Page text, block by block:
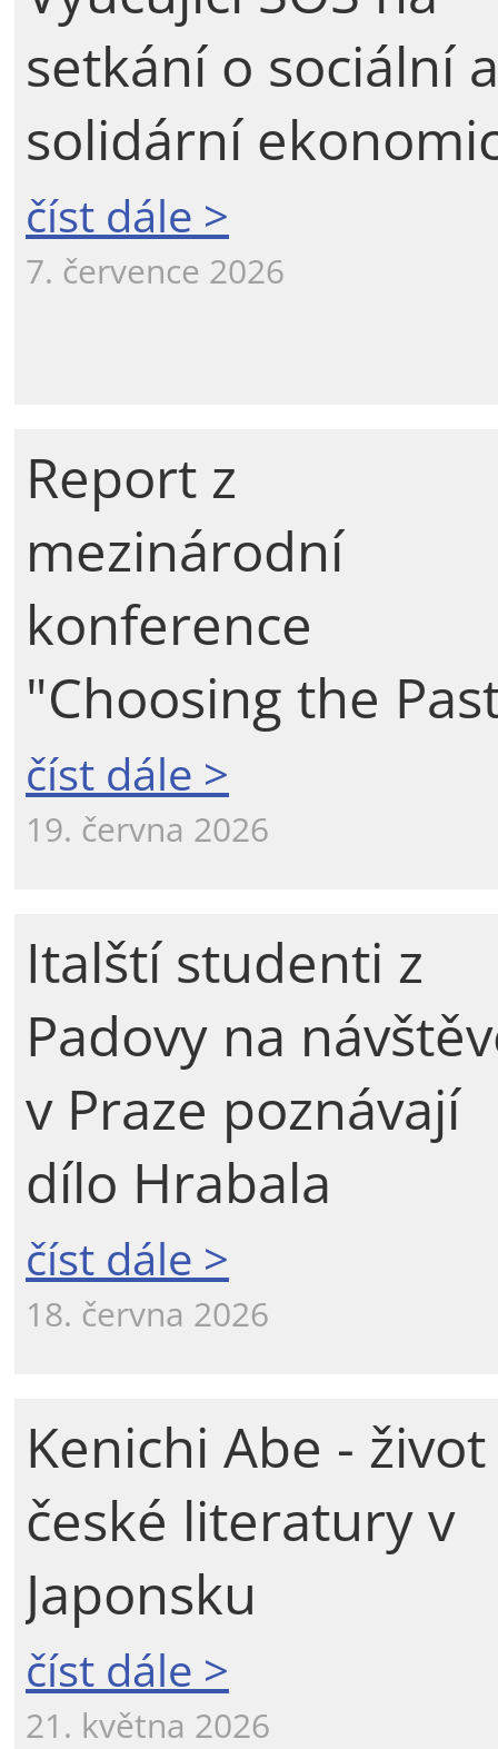
setkání o sociální a
solidární
číst dále >
7. července 2026
Report z
mezinárodní
konference
"Choosing the
číst dále >
19. června 2026
Italští studenti z
Padovy na
v Praze poznávají
dílo Hrabala
číst dále >
18. června 2026
Kenichi Abe - život
české literatury v
Japonsku
číst dále >
21. května 2026